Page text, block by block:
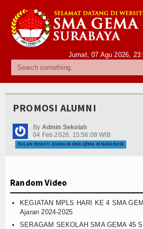
Profile
Sambutan Kepala Sekolah
Sejarah Singkat
Visi dan Misi
Struktur Organisasi
Daftar Guru
Daftar Staf
Jumat, 07 Agu 2026,
PROMOSI ALUMNI
By Admin Sekolah
04 Feb 2026, 15:56:08 WIB
BULAN BHAKTI JUANG 45 SMA GEMA 45 SURABAYA
Random Video
KEGIATAN MPLS HARI KE 4 SMA
Ajaran 2024-2025
SERAGAM SEKOLAH SMA GEMA 45